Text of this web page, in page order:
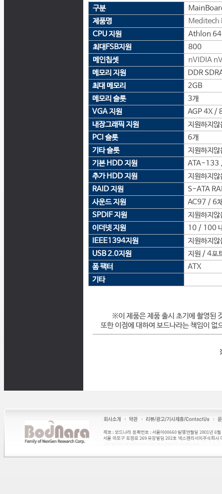
구분
제품명
Meditech
CPU 지원
Athlon 64
최대FSB지원
800
메인칩셋
nVIDIA
메모리 지원
DDR
최대 메모리
2GB
메모리 슬롯
3개
VGA 지원
AGP 4X /
내장그래픽 지원
지원하지않
PCI 슬롯
6개
기타 슬롯
지원하지않
기본 HDD 지원
ATA-133
추가 HDD 지원
지원하지않
RAID 지원
S-ATA
사운드 지원
AC97 / 6
SPDIF 지원
지원하지않
이더넷 지원
10 / 100
IEEE1394지원
지원하지않
USB 2.0지원
지원 / 4포
폼 팩터
ATX
기타
※이 제품은 제품 출시 초기에 촬영된
또한 이점에 대하여 보드나라는 책임이 없